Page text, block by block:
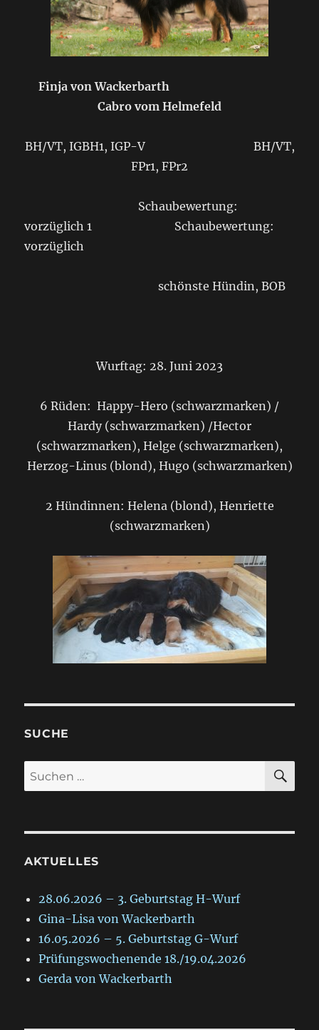
Finja von Wackerbarth
Cabro vom Helmefeld
BH/VT, IGBH1, IGP-V BH/VT,
FPr1, FPr2
Schaubewertung:
vorzüglich 1 Schaubewertung:
vorzüglich
schönste Hündin, BOB
Wurftag: 28. Juni 2023
6 Rüden: Happy-Hero (schwarzmarken) /
Hardy (schwarzmarken) /Hector
(schwarzmarken), Helge (schwarzmarken),
Herzog-Linus (blond), Hugo (schwarzmarken)
2 Hündinnen: Helena (blond), Henriette
(schwarzmarken)
SUCHE
Suche
nach:
AKTUELLES
28.06.2026 – 3. Geburtstag H-Wurf
Gina-Lisa von Wackerbarth
16.05.2026 – 5. Geburtstag G-Wurf
Prüfungswochenende 18./19.04.2026
Gerda von Wackerbarth